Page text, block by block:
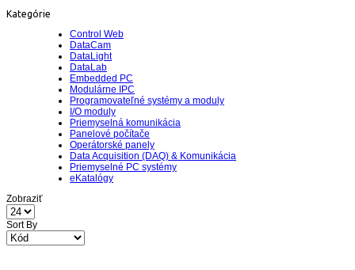
Kategórie
Control Web
DataCam
DataLight
DataLab
Embedded PC
Modulárne IPC
Programovateľné systémy a moduly
I/O moduly
Priemyselná komunikácia
Panelové počítače
Operátorské panely
Data Acquisition (DAQ) & Komunikácia
Priemyselné PC systémy
eKatalógy
Zobraziť
Sort By